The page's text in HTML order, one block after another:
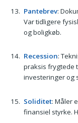
Pantebrev:
Var tidligere
og boligkøb.
Recession:
praksis frygtede
investeringer og
Soliditet: Måler
finansiel styrke.